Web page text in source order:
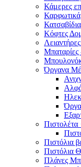
Κάμερες
Καρφωτικά
Κατσαβίδια
Κόφτες
Λειαντήρες
Μπαταρίες
Όργανα
Πιστολέτα
Πιστόλια
Πιστόλια
Πλάνες